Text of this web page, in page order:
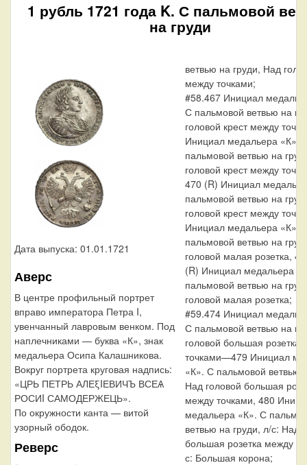
1 рубль 1721 года K. С пальмовой
на груди
Дата выпуска: 01.01.1721
Аверс
В центре профильный портрет
вправо императора Петра I,
увенчанный лавровым венком. Под
наплечниками — буква «К», знак
медальера Осипа Калашникова.
Вокруг портрета круговая надпись:
«ЦРЬ ПЕТРЬ АЛЕξIЕВИЧЪ ВСЕѦ
РОСИI САМОДЕРЖЕЦЬ».
По окружности канта — витой
узорный ободок.
Реверс
ветвью на груди, Над
между точками;
#58.467 Инициал
С пальмовой ветвью на
головой крест между
Инициал медальера «К».
пальмовой ветвью на
головой крест между
470 (R) Инициал
пальмовой ветвью на
головой крест между
Инициал медальера «К».
пальмовой ветвью на
головой малая розетка,
(R) Инициал медальера
пальмовой ветвью на
головой малая розетка;
#59.474 Инициал
С пальмовой ветвью на
головой большая розетка
точками—479 Инициал
«К». С пальмовой ветвью
Над головой большая
между точками, 480
медальера «К». С
ветвью на груди, л/с: Над
большая розетка между
с: Большая корона;